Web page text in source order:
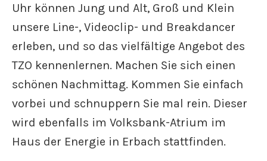
Uhr können Jung und Alt, Groß und Klein
unsere Line-, Videoclip- und Breakdancer
erleben, und so das vielfältige Angebot des
TZO kennenlernen. Machen Sie sich einen
schönen Nachmittag. Kommen Sie einfach
vorbei und schnuppern Sie mal rein. Dieser
wird ebenfalls im Volksbank-Atrium im
Haus der Energie in Erbach stattfinden.